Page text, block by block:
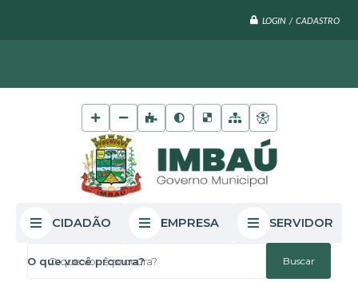
LOGIN / CADASTRO
O que você procura?
CIDADÃO EMPRESA SERVIDOR